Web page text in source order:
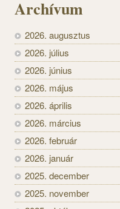
Archívum
2026. augusztus
2026. július
2026. június
2026. május
2026. április
2026. március
2026. február
2026. január
2025. december
2025. november